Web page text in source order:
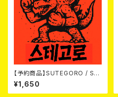
【予約商品】SUTEGORO / ST
REET BATTLE (CD)【8月8日
発売】
¥1,650